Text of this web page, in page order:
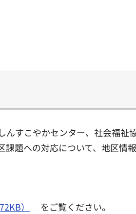
すこやかセンター、社会福祉
題への対応について、地区情
）
をご覧ください。